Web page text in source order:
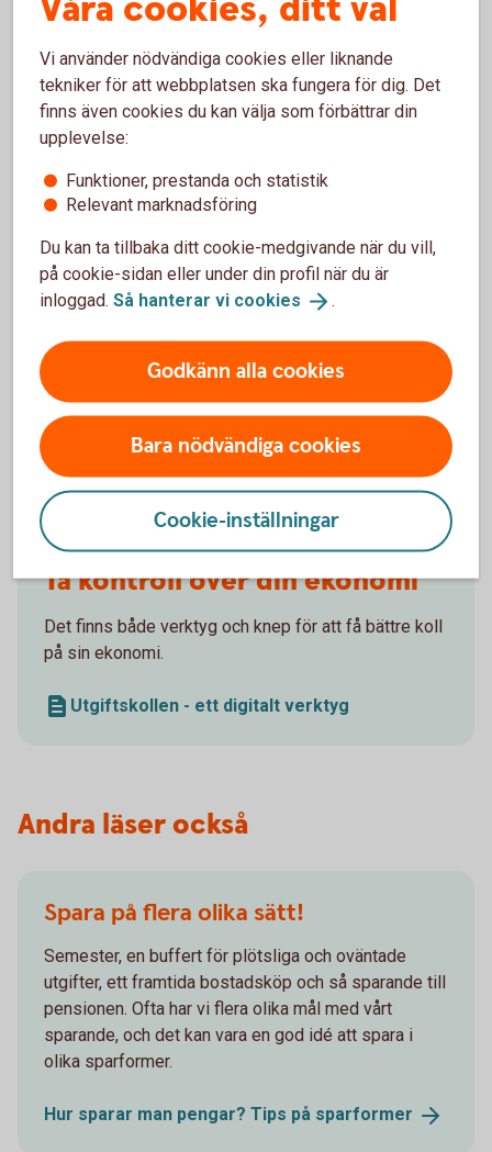
En helt gemensam ekonomi innebär att det inte spelar
betalar utgifter, sätter av till bådas sparande och använder
sedan det som blir kvar gemensamt.
Delar ni på vissa eller alla kostnader kan det vara en god
överens om genom en automatisk överföring varje månad
när lönen kommer. Ni kan sen koppla varsitt kort till det
gemensamma kontot för att använda för alla gemensamma
inköp. Tänk bara på vad det innebär juridiskt med ett
gemensamt konto vid en separation.
Utöver ett gemensamt konto bör ni även ha varsitt konto för
ditt eget sparande och andra behov. Banken hjälper er att
öppna gemensamt konto om ni önskar det.
Ta kontroll över din ekonomi
Det finns både verktyg och knep för att få bättre koll
på sin ekonomi.
Utgiftskollen - ett digitalt verktyg
Andra läser också
Spara på flera olika sätt!
Semester, en buffert för plötsliga och oväntade
utgifter, ett framtida bostadsköp och så sparande till
pensionen. Ofta har vi flera olika mål med vårt
sparande, och det kan vara en god idé att spara i
olika sparformer.
Hur sparar man pengar? Tips på sparformer
Vi använder nödvändiga cookies eller liknande
tekniker för att webbplatsen ska fungera för dig. Det
finns även cookies du kan välja som förbättrar din
upplevelse:
Funktioner, prestanda och statistik
Relevant marknadsföring
Du kan ta tillbaka ditt cookie-medgivande när du vill,
på cookie-sidan eller under din profil när du är
inloggad. Så hanterar vi cookies .
Godkänn alla cookies
Bara nödvändiga cookies
Cookie-inställningar